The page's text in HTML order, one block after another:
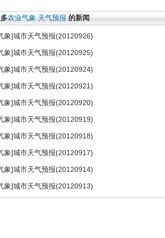
农业气象 天气预报 的新闻
象]城市天气预报(20120926)
象]城市天气预报(20120925)
象]城市天气预报(20120924)
象]城市天气预报(20120921)
象]城市天气预报(20120920)
象]城市天气预报(20120919)
象]城市天气预报(20120918)
象]城市天气预报(20120917)
象]城市天气预报(20120914)
象]城市天气预报(20120913)